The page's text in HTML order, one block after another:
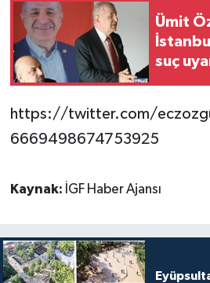
Ümit
suç
https://twitter.com/
6669498674753925
Kaynak: İGF Haber Ajansı